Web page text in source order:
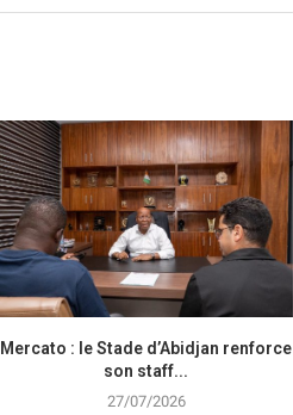
Mercato : le Stade d’Abidjan renforce
son staff...
27/07/2026